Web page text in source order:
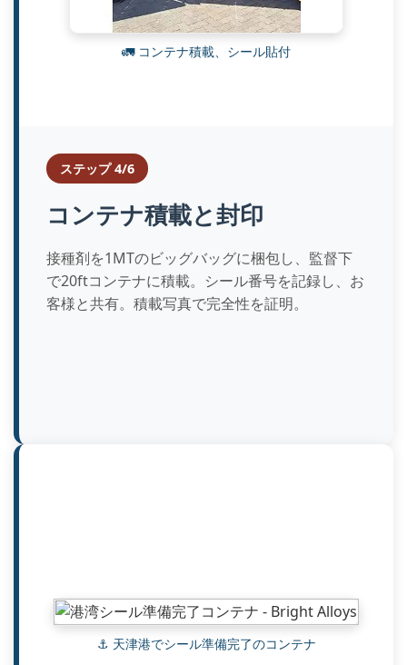
ステップ 4/6
コンテナ積載と封印
接種剤を1MTのビッグバッグに梱包し、監督下
で20ftコンテナに積載。シール番号を記録し、お
客様と共有。積載写真で完全性を証明。
🚛 コンテナ積載、シール貼付
⚓ 天津港でシール準備完了のコンテナ